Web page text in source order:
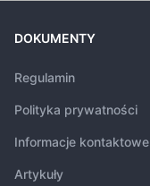
DOKUMENTY
Regulamin
Polityka prywatności
Informacje kontaktowe
Artykuły